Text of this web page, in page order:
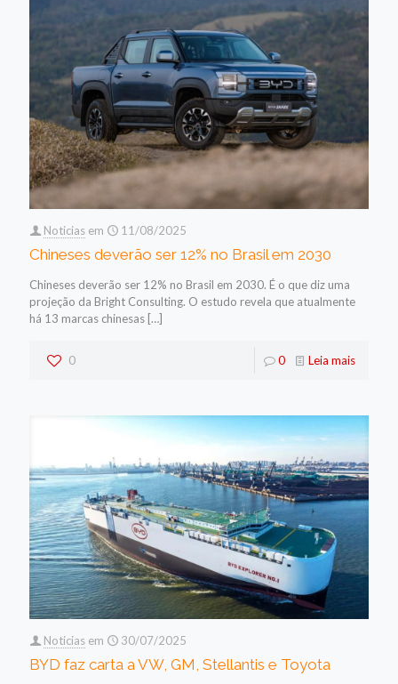
Noticias em 11/08/2025
Chineses deverão ser 12% no Brasil em 2030
Chineses deverão ser 12% no Brasil em 2030. É o que diz uma
projeção da Bright Consulting. O estudo revela que atualmente
há 13 marcas chinesas […]
0 0 Leia mais
Noticias em 30/07/2025
BYD faz carta a VW, GM, Stellantis e Toyota